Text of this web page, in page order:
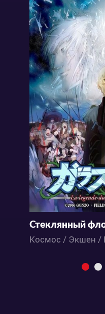
Стеклянный